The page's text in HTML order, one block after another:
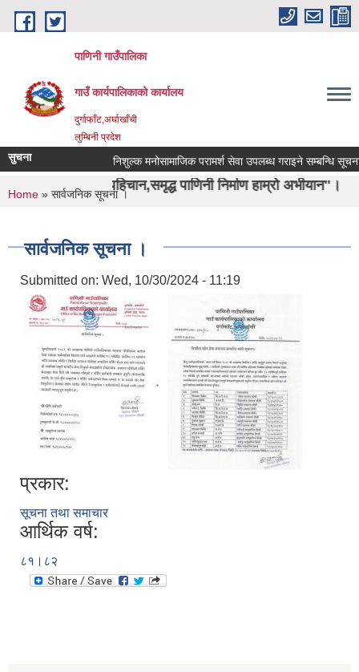
Skip to main content
पाणिनी गाउँपालिका
गाउँ कार्यपालिकाको कार्यालय
दुर्गाफाँट,अर्घाखाँची
लुम्बिनी प्रदेश
पहिचान,समृद्ध पाणिनी निर्माण हाम्रो अभीयान"।
सुचना निशुल्क मनोसामाजिक परामर्श सेवा उपलब्ध गराइने सम्बन्धि सूचना ।
You are here
Home » सार्वजनिक सूचना ।
सार्वजनिक सूचना ।
Submitted on: Wed, 10/30/2024 - 11:19
प्रकार:
सूचना तथा समाचार
आर्थिक वर्ष:
८१।८२